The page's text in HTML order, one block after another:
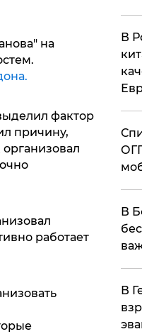
на
фактор
причину,
работает
В
В
В